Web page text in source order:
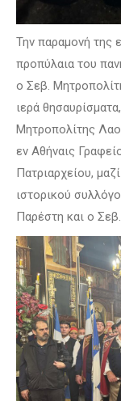
Την παραμονή της
προπύλαια του
ο Σεβ.
ιερά
Μητροπολίτης
εν Αθήναις
Πατριαρχείου,
ιστορικού
Παρέστη και ο